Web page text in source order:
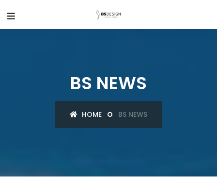
BS NEWS
HOME BS NEWS